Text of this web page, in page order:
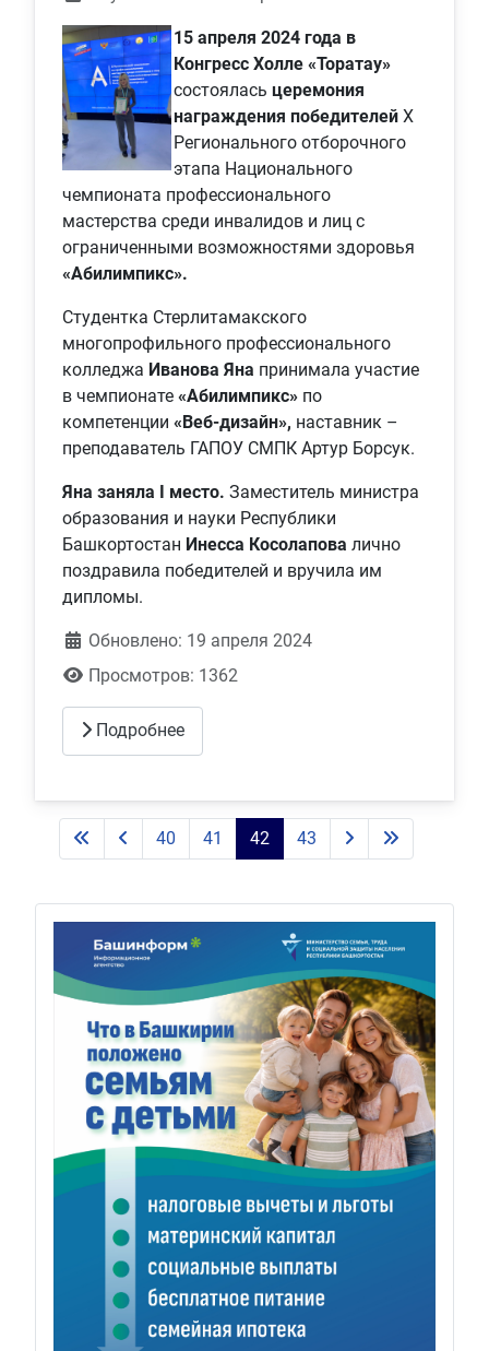
15 апреля 2024 года в
Конгресс Холле «Торатау»
состоялась церемония
награждения победителейX
Регионального отборочного
этапа Национального
чемпионата профессионального
мастерства среди инвалидов и лиц с
ограниченными возможностями здоровья
«Абилимпикс».
Студентка Стерлитамакского
многопрофильного профессионального
колледжа Иванова Яна принимала участие
в чемпионате «Абилимпикс» по
компетенции «Веб-дизайн», наставник –
преподаватель ГАПОУ СМПК Артур Борсук.
Яна заняла I место. Заместитель министра
образования и науки Республики
Башкортостан Инесса Косолапова лично
поздравила победителей и вручила им
дипломы.
Обновлено: 19 апреля 2024
Просмотров: 1362
Подробнее
40 41 42 43